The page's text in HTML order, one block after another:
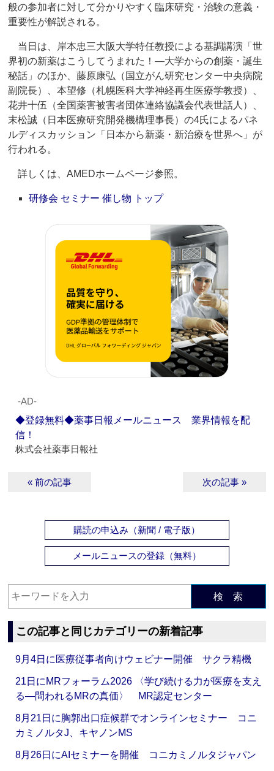
般の参加者に対して分かりやすく臨床研究・治験の意義・
重要性が解説される。
当日は、岸本忠三大阪大学特任教授による基調講演「世
界初の新薬はこうしてうまれた！―大学からの創薬・誕生
秘話」のほか、藤原康弘（国立がん研究センター中央病院
副院長）、本望修（札幌医科大学神経再生医療学教授）、
花井十伍（全国薬害被害者団体連絡協議会代表世話人）、
末松誠（日本医療研究開発機構理事長）の4氏によるパネ
ルディスカッション「日本から新薬・新治療を世界へ」が
行われる。
詳しくは、AMEDホームページ参照。
研修会 セミナー 催し物 トップ
‐AD‐
◆登録無料◆薬事日報メールニュース 業界情報を配
信！
株式会社薬事日報社
« 前の記事 次の記事 »
購読の申込み（新聞 / 電子版）
メールニュースの登録（無料）
検 索
この記事と同じカテゴリーの新着記事
9月4日に医療従事者向けウェビナー開催 サクラ精機
21日にMRフォーラム2026 〈学び続ける力が医療を支え
る―問われるMRの真価〉 MR認定センター
8月21日に胸郭出口症候群でオンラインセミナー コニ
カミノルタJ、キヤノンMS
8月26日にAIセミナーを開催 コニカミノルタジャパン